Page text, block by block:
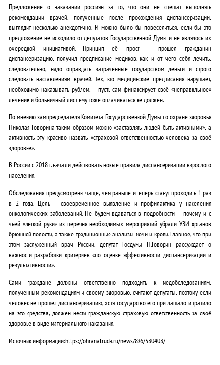
Предложение о наказании россиян за то, что они не спешат выполнять
рекомендации врачей, полученные после прохождения диспансеризации,
выглядит несколько анекдотично. И можно было бы повеселиться, если бы это
предложение не исходило от депутатов Государственной Думы и не являлось их
очередной инициативой. Принцип её прост – прошел гражданин
диспансеризацию, получил предписание медиков, как и от чего себя лечить,
следовательно, надо оправдать затраченные государством деньги и строго
следовать наставлениям врачей. Тех, кто медицинские предписания нарушает,
необходимо наказывать рублем, – пусть сам финансирует своё «неправильное»
лечение и больничный лист ему тоже оплачиваться не должен.
По мнению зампредседателя Комитета Государственной Думы по охране здоровья
Николая Говорина таким образом можно «заставлять людей быть активными», а
активность эту красиво назвать «страховой ответственностью человека за своё
здоровье».
В России с 2018 г. начали действовать новые правила диспансеризации взрослого
населения.
Обследования предусмотрены чаще, чем раньше и теперь станут проходить 1 раз
в 2 года. Цель – своевременное выявление и профилактика у населения
онкологических заболеваний. Не будем вдаваться в подробности – почему и с
чьей «легкой руки» из перечня необходимых мероприятий убрали УЗИ органов
брюшной полости, а также традиционные анализы мочи и крови. Главное, что при
этом заслуженный врач России, депутат Госдумы Н.Говорин рассуждает о
важности разработки критериев «по оценке эффективности диспансеризации и
результативности».
Сами граждане должны ответственно подходить к медобследованиям,
полученным рекомендациям и своему здоровью, считают депутаты, поэтому если
человек не прошел диспансеризацию, хотя государство его приглашало и тратило
на это средства, должен нести гражданскую страховую ответственность за своё
здоровье в виде материального наказания.
Источник информации:https://ohranatruda.ru/news/896/580408/